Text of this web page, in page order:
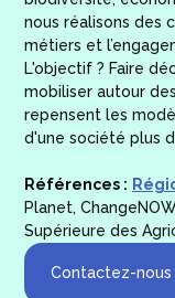
nous réalisons des
métiers et
L'objectif ? Faire
mobiliser autour
repensent les
d'une société plus
Références :
Planet,
Supérieure des
Contactez-nous